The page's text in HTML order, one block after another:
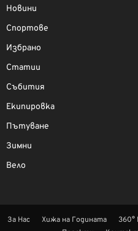
Новини
Спортове
Избрано
Статии
Събития
Екипировка
Пътуване
Зимни
Вело
За Нас Хижа на Годината 360°